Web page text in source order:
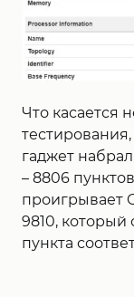
Что касается
гаджет
– 8806
проигрывает
9810, который
пункта